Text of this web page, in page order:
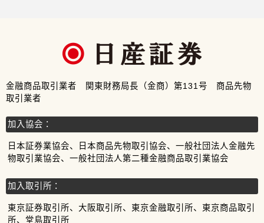
金融商品取引業者 関東財務局長（金商）第131号 商品先物
取引業者
加入協会：
日本証券業協会、日本商品先物取引協会、一般社団法人金融先
物取引業協会、一般社団法人第二種金融商品取引業協会
加入取引所：
東京証券取引所、大阪取引所、東京金融取引所、東京商品取引
所、堂島取引所